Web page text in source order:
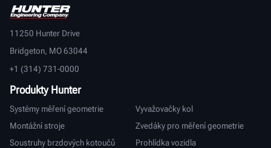
11250 Hunter Drive
Bridgeton, MO 63044
+1 (314) 731-0000
Produkty Hunter
Systémy měření geometrie
Vyvažovačky kol
Montážní stroje
Zvedáky pro měření geometrie
Soustruhy brzdových kotoučů
Prohlídka vozidla